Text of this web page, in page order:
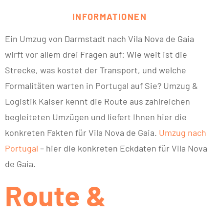
INFORMATIONEN
Ein Umzug von Darmstadt nach Vila Nova de Gaia
wirft vor allem drei Fragen auf: Wie weit ist die
Strecke, was kostet der Transport, und welche
Formalitäten warten in Portugal auf Sie? Umzug &
Logistik Kaiser kennt die Route aus zahlreichen
begleiteten Umzügen und liefert Ihnen hier die
konkreten Fakten für Vila Nova de Gaia. Umzug nach
Portugal – hier die konkreten Eckdaten für Vila Nova
de Gaia.
Route &